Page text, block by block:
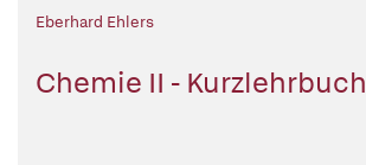
Eberhard Ehlers
Chemie II - Kurzlehrbuch